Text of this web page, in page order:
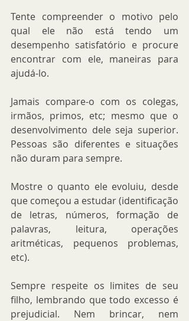
Tente compreender o motivo pelo
qual ele não está tendo um
desempenho satisfatório e procure
encontrar com ele, maneiras para
ajudá-lo.
Jamais compare-o com os colegas,
irmãos, primos, etc; mesmo que o
desenvolvimento dele seja superior.
Pessoas são diferentes e situações
não duram para sempre.
Mostre o quanto ele evoluiu, desde
que começou a estudar (identificação
de letras, números, formação de
palavras, leitura, operações
aritméticas, pequenos problemas,
etc).
Sempre respeite os limites de seu
filho, lembrando que todo excesso é
prejudicial. Nem brincar, nem